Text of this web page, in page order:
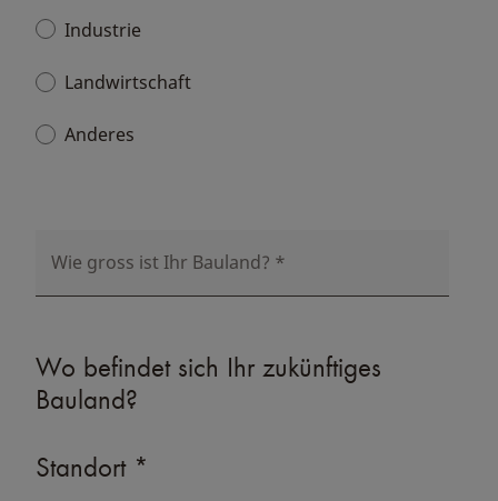
Industrie
Landwirtschaft
Anderes
Wie gross ist Ihr Bauland? *
Wo befindet sich Ihr zukünftiges
Bauland?
Standort *